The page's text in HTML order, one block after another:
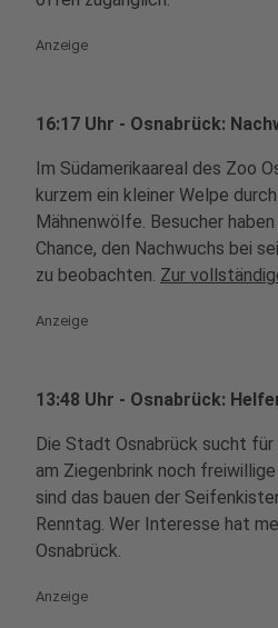
Anzeige
16:17 Uhr - Osnabrück:
Im Südamerikaareal des Zoo
kurzem ein kleiner Welpe
Mähnenwölfe. Besucher
Chance, den Nachwuchs bei
zu beobachten. Zur
Anzeige
13:48 Uhr - Osnabrück:
Die Stadt Osnabrück sucht
am Ziegenbrink noch
sind das bauen der
Renntag. Wer Interesse hat
Osnabrück.
Anzeige